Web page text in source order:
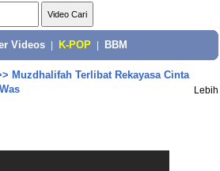
Videos K-POP BBM
Muzdhalifah Terlibat Rekayasa Cinta
Lebih